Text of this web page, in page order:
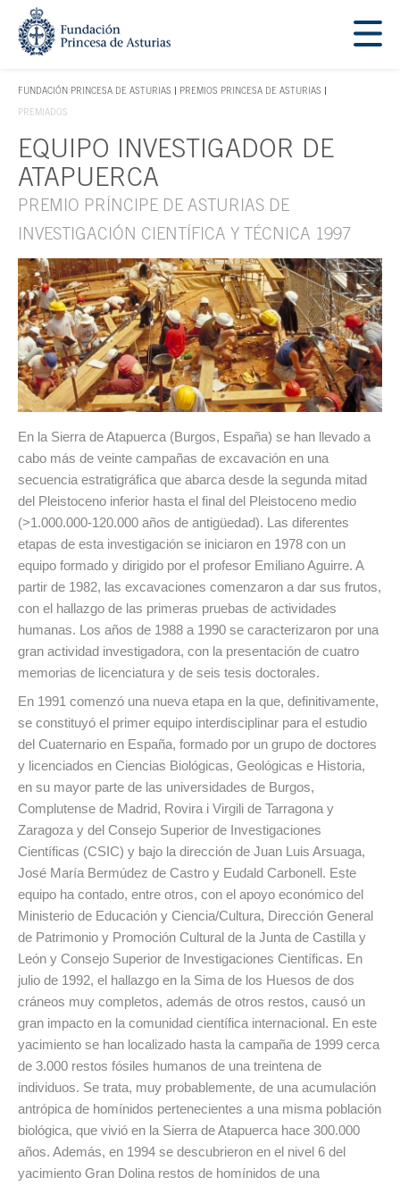
Saltar navegación. Ir directamente al contenido principal
FUNDACIÓN PRINCESA DE ASTURIAS
TECLA DE ACCESO 1
PREMIOS PRINCESA DE ASTURIAS
PREMIADOS
Contenido principal
EQUIPO INVESTIGADOR DE
ATAPUERCA
PREMIO PRÍNCIPE DE ASTURIAS DE
INVESTIGACIÓN CIENTÍFICA Y TÉCNICA 1997
En la Sierra de Atapuerca (Burgos, España) se han llevado a
cabo más de veinte campañas de excavación en una
secuencia estratigráfica que abarca desde la segunda mitad
del Pleistoceno inferior hasta el final del Pleistoceno medio
(>1.000.000-120.000 años de antigüedad). Las diferentes
etapas de esta investigación se iniciaron en 1978 con un
equipo formado y dirigido por el profesor Emiliano Aguirre. A
partir de 1982, las excavaciones comenzaron a dar sus frutos,
con el hallazgo de las primeras pruebas de actividades
humanas. Los años de 1988 a 1990 se caracterizaron por una
gran actividad investigadora, con la presentación de cuatro
memorias de licenciatura y de seis tesis doctorales.
En 1991 comenzó una nueva etapa en la que, definitivamente,
se constituyó el primer equipo interdisciplinar para el estudio
del Cuaternario en España, formado por un grupo de doctores
y licenciados en Ciencias Biológicas, Geológicas e Historia,
en su mayor parte de las universidades de Burgos,
Complutense de Madrid, Rovira i Virgili de Tarragona y
Zaragoza y del Consejo Superior de Investigaciones
Científicas (CSIC) y bajo la dirección de Juan Luis Arsuaga,
José María Bermúdez de Castro y Eudald Carbonell. Este
equipo ha contado, entre otros, con el apoyo económico del
Ministerio de Educación y Ciencia/Cultura, Dirección General
de Patrimonio y Promoción Cultural de la Junta de Castilla y
León y Consejo Superior de Investigaciones Científicas. En
julio de 1992, el hallazgo en la Sima de los Huesos de dos
cráneos muy completos, además de otros restos, causó un
gran impacto en la comunidad científica internacional. En este
yacimiento se han localizado hasta la campaña de 1999 cerca
de 3.000 restos fósiles humanos de una treintena de
individuos. Se trata, muy probablemente, de una acumulación
antrópica de homínidos pertenecientes a una misma población
biológica, que vivió en la Sierra de Atapuerca hace 300.000
años. Además, en 1994 se descubrieron en el nivel 6 del
yacimiento Gran Dolina restos de homínidos de una